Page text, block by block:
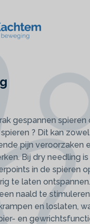
gespannen spieren
? Dit kan
pijn veroorzaken
Bij dry needling
in de spieren
te laten
naald te
en loslaten,
en